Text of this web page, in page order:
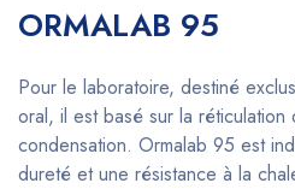
ORMALAB 95
Pour le laboratoire, destiné
oral, il est basé sur la réticulation
condensation. Ormalab 95 est
dureté et une résistance à la